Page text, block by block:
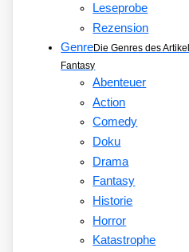
Leseprobe
Rezension
GenreDie Genres des
Fantasy
Abenteuer
Action
Comedy
Doku
Drama
Fantasy
Historie
Horror
Katastrophe